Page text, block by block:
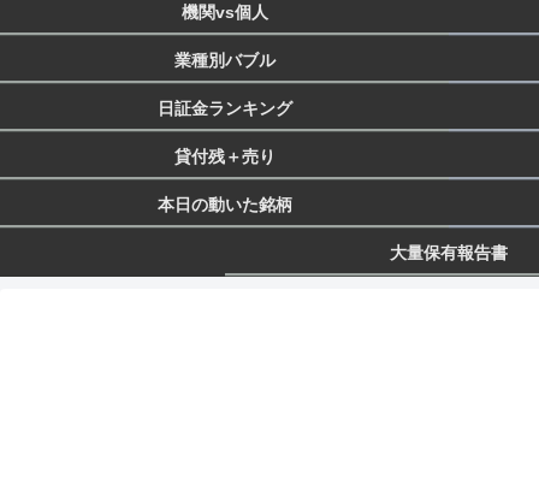
機関vs個人
業種別バブル
日証金ランキング
貸付残＋売り
本日の動いた銘柄
大量保有報告書